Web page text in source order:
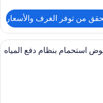
من توفر الغرف والأسعار
وستائر تعتيم ومكواة/لوح كي
استحمام بنظام دفع المياه